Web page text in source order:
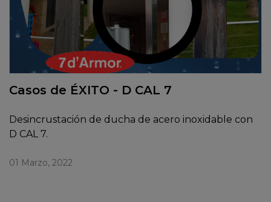
Casos de ÉXITO - D CAL 7
Desincrustación de ducha de acero inoxidable con
D CAL 7.
01 Marzo, 2022